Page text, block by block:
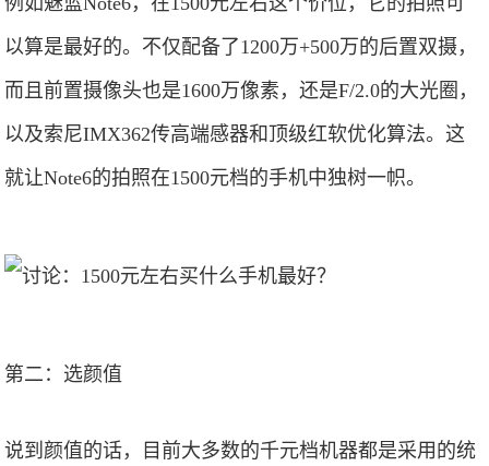
以算是最好的。不仅配备了1200万+500万的后置双摄，
而且前置摄像头也是1600万像素，还是F/2.0的大光圈，
以及索尼IMX362传高端感器和顶级红软优化算法。这
就让Note6的拍照在1500元档的手机中独树一帜。
第二：选颜值
说到颜值的话，目前大多数的千元档机器都是采用的统